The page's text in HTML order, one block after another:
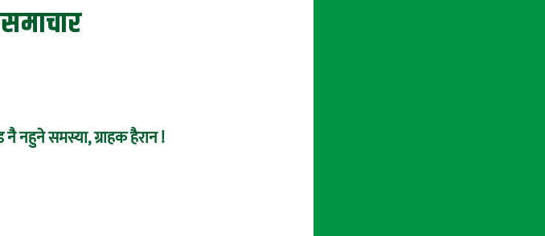
नै नहुने समस्या, ग्राहक हैरान !